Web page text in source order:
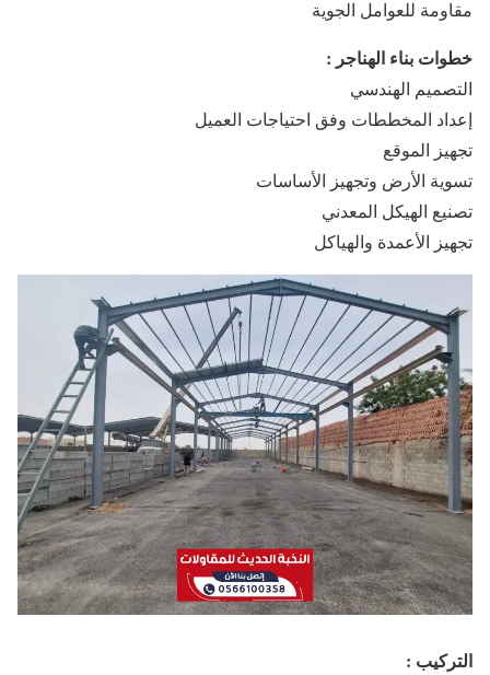
مقاومة للعوامل الجوية
خطوات بناء الهناجر :
التصميم الهندسي
إعداد المخططات وفق احتياجات العميل
تجهيز الموقع
تسوية الأرض وتجهيز الأساسات
تصنيع الهيكل المعدني
تجهيز الأعمدة والهياكل
التركيب :